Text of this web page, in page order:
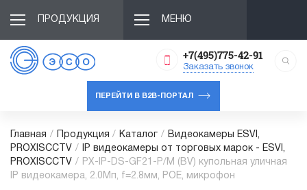
ПРОДУКЦИЯ МЕНЮ
+7(495)775-42-91
Заказать звонок
ПЕРЕЙТИ В B2B-ПОРТАЛ
Главная / Продукция / Каталог /
Видеокамеры ESVI,
PROXISCCTV /
IP видеокамеры от торговых марок - ESVI,
PROXISCCTV /
PX-IP-DS-GF21-P/M (BV) купольная уличная
IP видеокамера, 2.0Мп, f=2.8мм, POE, микрофон